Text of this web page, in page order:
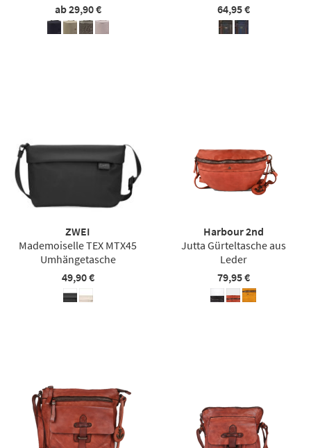
ab 29,90 €
64,95 €
ZWEI
Mademoiselle TEX MTX45
Umhängetasche
49,90 €
Harbour 2nd
Jutta Gürteltasche aus
Leder
79,95 €